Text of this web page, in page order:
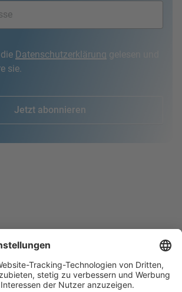
Datenschutzerklärung gelesen und
sie.
Jetzt abonnieren